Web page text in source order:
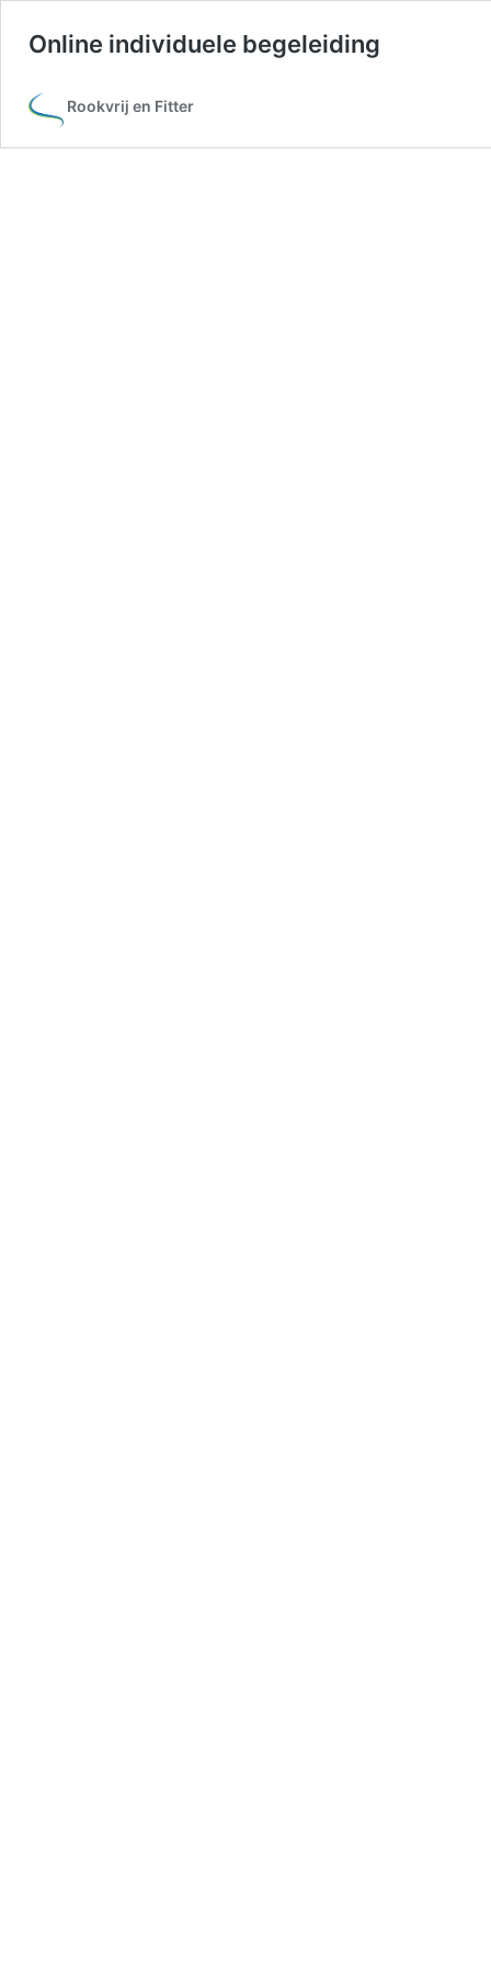
Online individuele begeleiding
Rookvrij en Fitter